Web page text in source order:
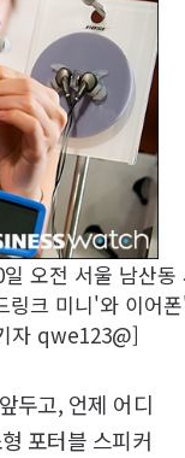
오전 서울 남산동
링크 미니'와 이어
자 qwe123@]
두고, 언제 어디
포터블 스피커